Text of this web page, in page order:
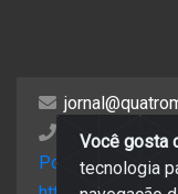
(65) 99806
Política de
Você gosta
tecnologia